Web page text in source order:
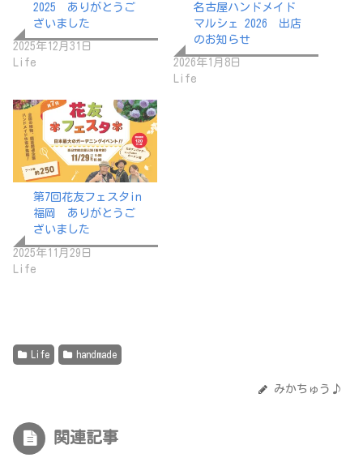
2025 ありがとうご
ざいました
2025年12月31日
Life
名古屋ハンドメイド
マルシェ 2026 出店
のお知らせ
2026年1月8日
Life
第7回花友フェスタin
福岡 ありがとうご
ざいました
2025年11月29日
Life
Life handmade
みかちゅう♪
関連記事